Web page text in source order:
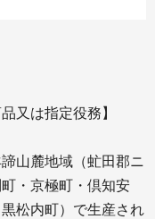
又は指定役務】
山麓地域（虻田郡ニ
・京極町・倶知安
松内町）で生産され